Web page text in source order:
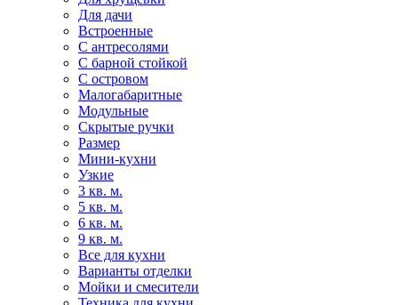
Для дачи
Встроенные
С антресолями
С барной стойкой
С островом
Малогабаритные
Модульные
Скрытые ручки
Размер
Мини-кухни
Узкие
3 кв. м.
5 кв. м.
6 кв. м.
9 кв. м.
Все для кухни
Варианты отделки
Мойки и смесители